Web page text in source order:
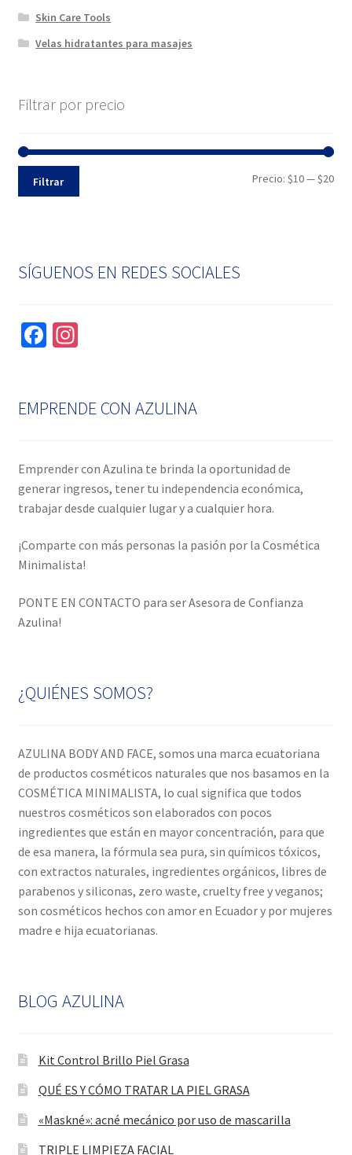
Skin Care Tools
Velas hidratantes para masajes
Filtrar por precio
Filtrar Precio:$10—$20
SÍGUENOS EN REDES SOCIALES
Fa
o
k
In
ra
EMPRENDE CON AZULINA
Emprender con Azulina te brinda la oportunidad de
generar ingresos, tener tu independencia económica,
trabajar desde cualquier lugar y a cualquier hora.
¡Comparte con más personas la pasión por la Cosmética
Minimalista!
PONTE EN CONTACTO para ser Asesora de Confianza
Azulina!
¿QUIÉNES SOMOS?
AZULINA BODY AND FACE, somos una marca ecuatoriana
de productos cosméticos naturales que nos basamos en la
COSMÉTICA MINIMALISTA, lo cual significa que todos
nuestros cosméticos son elaborados con pocos
ingredientes que están en mayor concentración, para que
de esa manera, la fórmula sea pura, sin químicos tóxicos,
con extractos naturales, ingredientes orgánicos, libres de
parabenos y siliconas, zero waste, cruelty free y veganos;
son cosméticos hechos con amor en Ecuador y por mujeres
madre e hija ecuatorianas.
BLOG AZULINA
Kit Control Brillo Piel Grasa
QUÉ ES Y CÓMO TRATAR LA PIEL GRASA
«Maskné»: acné mecánico por uso de mascarilla
TRIPLE LIMPIEZA FACIAL